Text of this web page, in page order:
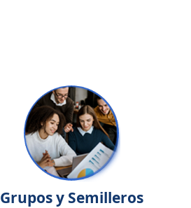
Grupos y Semilleros